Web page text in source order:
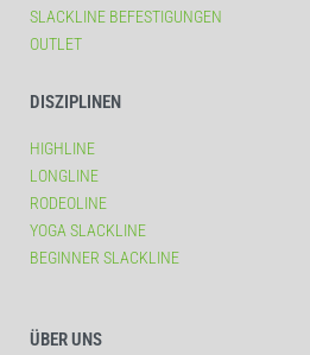
SLACKLINE BEFESTIGUNGEN
OUTLET
DISZIPLINEN
HIGHLINE
LONGLINE
RODEOLINE
YOGA SLACKLINE
BEGINNER SLACKLINE
ÜBER UNS